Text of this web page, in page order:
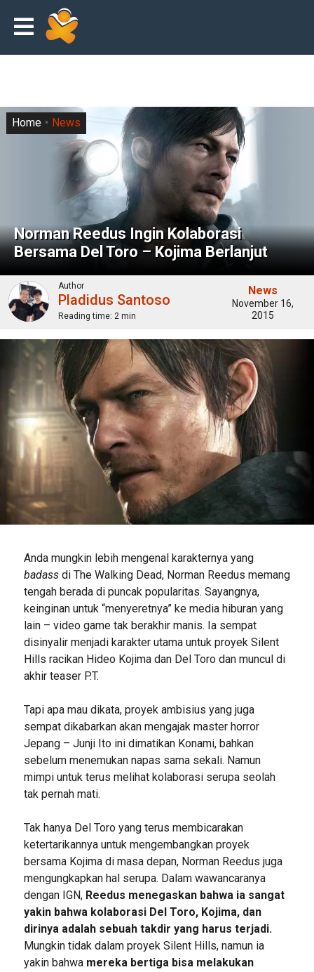
Norman Reedus Ingin Kolaborasi
Bersama Del Toro – Kojima Berlanjut
Home News
Author
Pladidus Santoso
Reading time: 2 min
News
November 16,
2015
Anda mungkin lebih mengenal karakternya yang
badassdi The Walking Dead, Norman Reedus memang
tengah berada di puncak popularitas. Sayangnya,
keinginan untuk “menyeretnya” ke media hiburan yang
lain – video game tak berakhir manis. Ia sempat
disinyalir menjadi karakter utama untuk proyek Silent
Hills racikan Hideo Kojima dan Del Toro dan muncul di
akhir teaser P.T.
Tapi apa mau dikata, proyek ambisius yang juga
sempat dikabarkan akan mengajak master horror
Jepang – Junji Ito ini dimatikan Konami, bahkan
sebelum menemukan napas sama sekali. Namun
mimpi untuk terus melihat kolaborasi serupa seolah
tak pernah mati.
Tak hanya Del Toro yang terus membicarakan
ketertarikannya untuk mengembangkan proyek
bersama Kojima di masa depan, Norman Reedus juga
mengungkapkan hal serupa. Dalam wawancaranya
dengan IGN, Reedus menegaskan bahwa ia sangat
yakin bahwa kolaborasi Del Toro, Kojima, dan
dirinya adalah sebuah takdir yang harus terjadi.
Mungkin tidak dalam proyek Silent Hills, namun ia
yakin bahwa mereka bertiga bisa melakukan